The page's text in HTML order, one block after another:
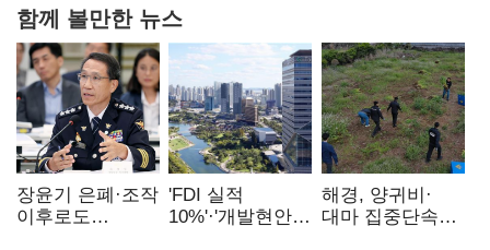
함께 볼만한 뉴스
장윤기 은폐·조작
이후로도
'FDI 실적
10%'·'개발현안
해경, 양귀비·
대마 집중단속…